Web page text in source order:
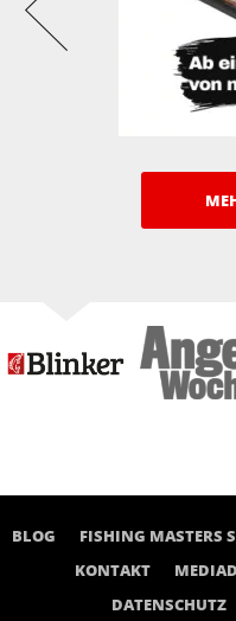
BLOG FISHING MASTERS
KONTAKT
DATENSCHUTZ